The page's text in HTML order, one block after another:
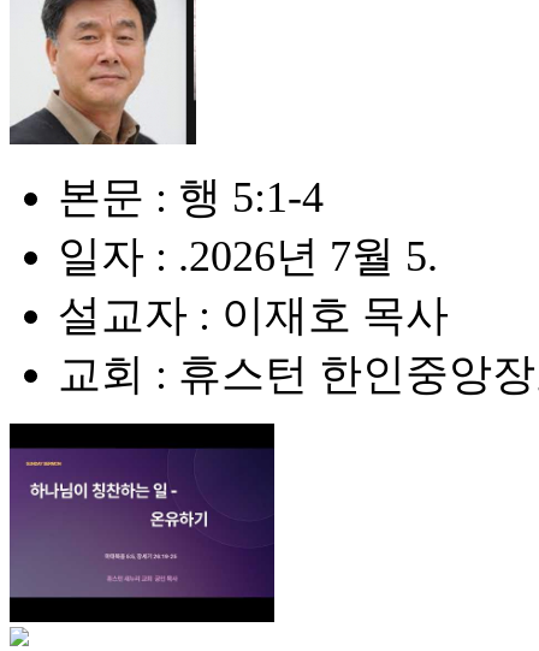
본문 : 행 5:1-4
일자 : .2026년 7월 5.
설교자 : 이재호 목사
교회 : 휴스턴 한인중앙